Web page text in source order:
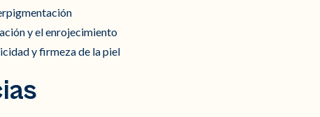
y el enrojecimiento
y firmeza de la piel